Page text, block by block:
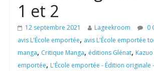
1 et 2
12 septembre 2021 Lageekroom
0
avis L'École emportée, avis L'École emportée
manga, Critique Manga, éditions Glénat,
emportée, L'École emportée - Édition originale